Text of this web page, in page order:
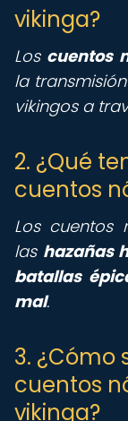
vikinga?
Los cuentos
la
vikingos a
2. ¿Qué
cuentos
Los cuentos
las hazañas
batallas
mal.
3. ¿Cómo
cuentos
vikinga?